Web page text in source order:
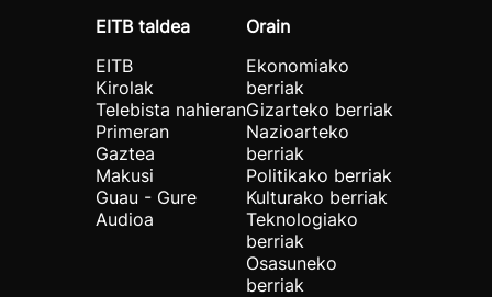
EITB taldea
EITB
Kirolak
Telebista nahieran
Primeran
Gaztea
Makusi
Guau - Gure
Audioa
Orain
Ekonomiako
berriak
Gizarteko berriak
Nazioarteko
berriak
Politikako berriak
Kulturako berriak
Teknologiako
berriak
Osasuneko
berriak